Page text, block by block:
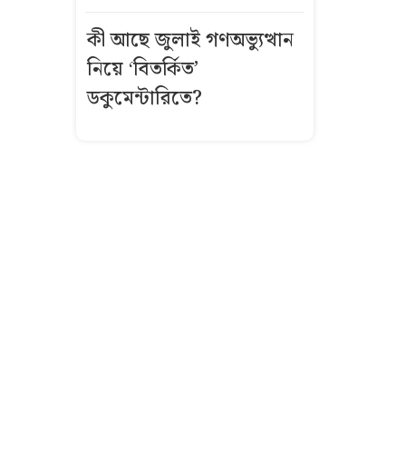
নিয়ে ফেসবুকে
মন্তব্য: সরকারি
কর্মচারীকে
স্ট্যান্ড রিলিজ
কী আছে জুলাই গণঅভ্যুত্থান
নিয়ে ‘বিতর্কিত’
ডকুমেন্টারিতে?